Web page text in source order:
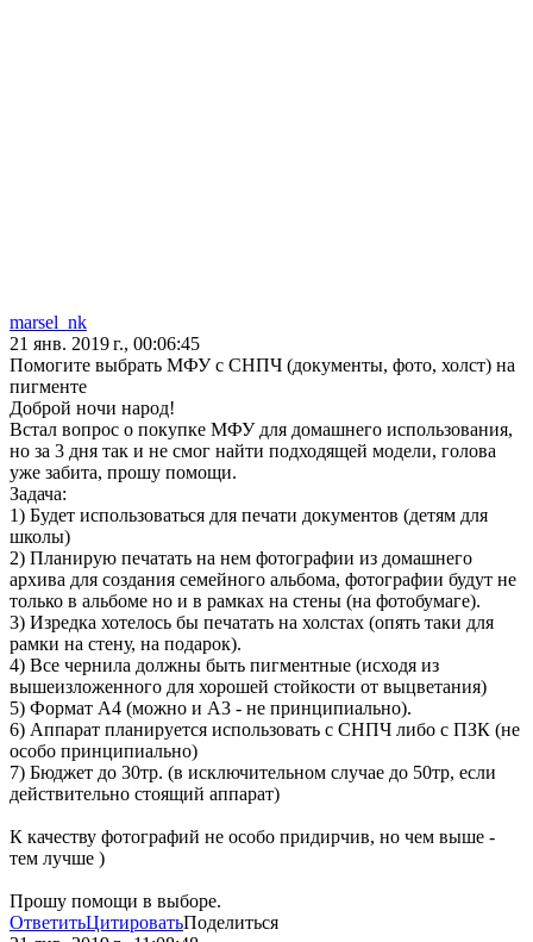
marsel_nk
21 янв. 2019 г., 00:06:45
Помогите выбрать МФУ с СНПЧ (документы, фото, холст) на
пигменте
Доброй ночи народ!
Встал вопрос о покупке МФУ для домашнего использования,
но за 3 дня так и не смог найти подходящей модели, голова
уже забита, прошу помощи.
Задача:
1) Будет использоваться для печати документов (детям для
школы)
2) Планирую печатать на нем фотографии из домашнего
архива для создания семейного альбома, фотографии будут не
только в альбоме но и в рамках на стены (на фотобумаге).
3) Изредка хотелось бы печатать на холстах (опять таки для
рамки на стену, на подарок).
4) Все чернила должны быть пигментные (исходя из
вышеизложенного для хорошей стойкости от выцветания)
5) Формат А4 (можно и А3 - не принципиально).
6) Аппарат планируется использовать с СНПЧ либо с ПЗК (не
особо принципиально)
7) Бюджет до 30тр. (в исключительном случае до 50тр, если
действительно стоящий аппарат)
К качеству фотографий не особо придирчив, но чем выше -
тем лучше )
Прошу помощи в выборе.
ОтветитьЦитироватьПоделиться